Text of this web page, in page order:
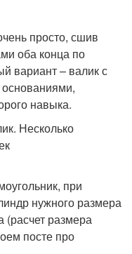
просто, сшив
оба конца по
вариант – валик с
навыка.
при
нужного размера
(расчет размера
посте про